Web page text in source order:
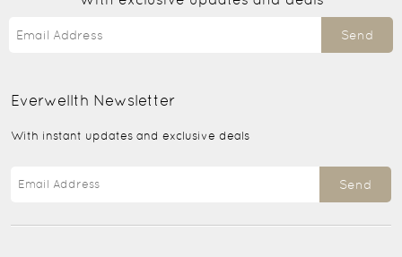
Send
Everwellth Newsletter
With instant updates and exclusive deals
Send